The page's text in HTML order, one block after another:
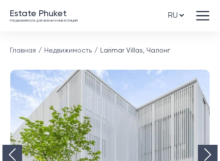
Estate Phuket
Недвижимость для жизни и инвестиций
Главная Недвижимость Larimar Villas, Чалонг